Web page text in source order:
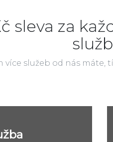
sleva za
více služeb od nás máte,